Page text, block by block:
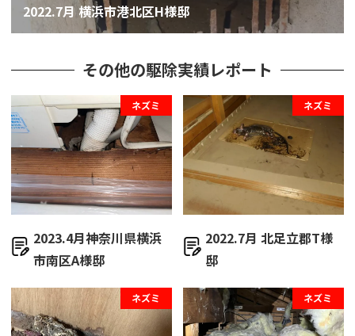
2022.7月 横浜市港北区H様邸
その他の駆除実績レポート
ネズミ
2023.4月神奈川県横浜
市南区A様邸
ネズミ
2022.7月 北足立郡T様
邸
ネズミ ネズミ